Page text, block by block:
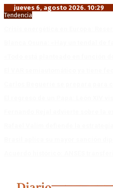
jueves 6, agosto 2026. 10:29
Tendencia